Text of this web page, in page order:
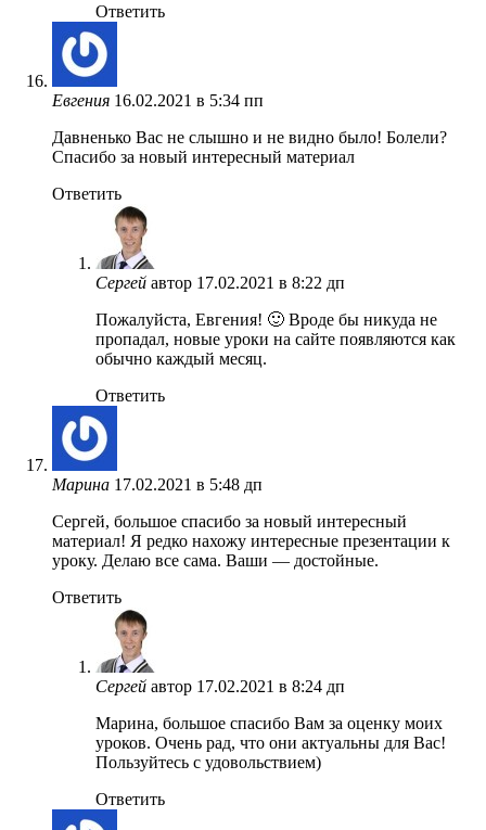
Ответить
Евгения 16.02.2021 в 5:34 пп
Давненько Вас не слышно и не видно было! Болели?
Спасибо за новый интересный материал
Ответить
Сергей автор 17.02.2021 в 8:22 дп
Пожалуйста, Евгения! 🙂 Вроде бы никуда не
пропадал, новые уроки на сайте появляются как
обычно каждый месяц.
Ответить
Марина 17.02.2021 в 5:48 дп
Сергей, большое спасибо за новый интересный
материал! Я редко нахожу интересные презентации к
уроку. Делаю все сама. Ваши — достойные.
Ответить
Сергей автор 17.02.2021 в 8:24 дп
Марина, большое спасибо Вам за оценку моих
уроков. Очень рад, что они актуальны для Вас!
Пользуйтесь с удовольствием)
Ответить